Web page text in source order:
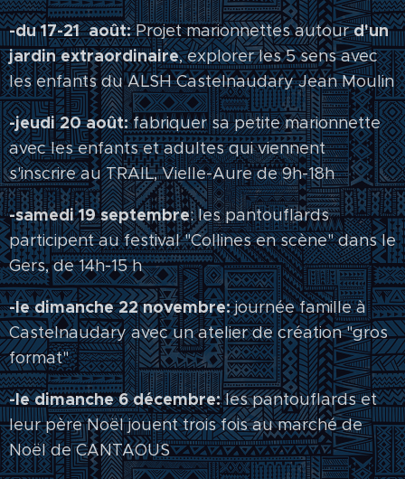
-du 17-21 août:Projet marionnettes autourd'un
jardin extraordinaire, explorer les 5 sens avec
les enfants du ALSH Castelnaudary Jean Moulin
-jeudi 20 août:fabriquer sa petite marionnette
avec les enfants et adultes qui viennent
s'inscrire au TRAIL, Vielle-Aure de 9h-18h
-samedi 19 septembre: les pantouflards
participent au festival "Collines en scène" dans le
Gers, de 14h-15 h
-le dimanche 22 novembre:journée famille à
Castelnaudary avec un atelier de création "gros
format"
-le dimanche 6 décembre:les pantouflards et
leur père Noël jouent trois fois au marché de
Noël de CANTAOUS